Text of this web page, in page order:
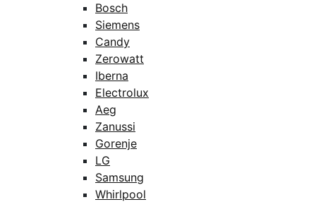
Bosch
Siemens
Candy
Zerowatt
Iberna
Electrolux
Aeg
Zanussi
Gorenje
LG
Samsung
Whirlpool